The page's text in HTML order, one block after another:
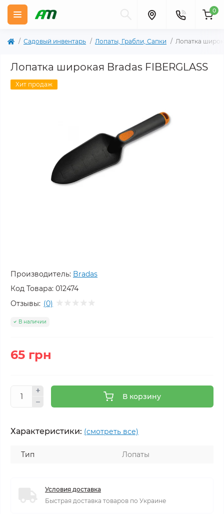
0
Садовый инвентарь Лопаты, Грабли, Сапки Лопатка
Лопатка широкая Bradas FIBERGLASS
Хит продаж
Производитель: Bradas
Код Товара: 012474
Отзывы: (0)
В наличии
65 грн
В корзину
Характеристики: (смотреть все)
Тип Лопаты
Условия доставка
Быстрая доставка товаров по Украине